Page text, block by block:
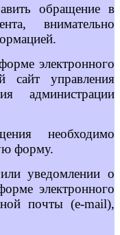
обращение в
внимательно
электронного
сайт управления
администрации
необходимо
форму.
уведомлении о
электронного
почты (e-mail),